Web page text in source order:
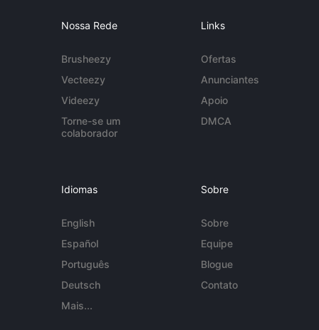
Nossa Rede
Brusheezy
Vecteezy
Videezy
Torne-se um
colaborador
Links
Ofertas
Anunciantes
Apoio
DMCA
Idiomas
English
Español
Português
Deutsch
Mais...
Sobre
Sobre
Equipe
Blogue
Contato